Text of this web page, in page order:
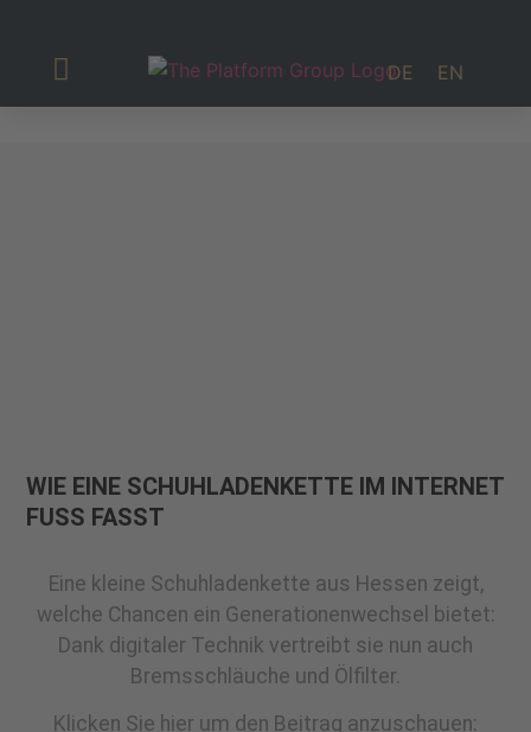
DE EN
WIE EINE SCHUHLADENKETTE IM INTERNET
FUSS FASST
Eine kleine Schuhladenkette aus Hessen zeigt,
welche Chancen ein Generationenwechsel bietet:
Dank digitaler Technik vertreibt sie nun auch
Bremsschläuche und Ölfilter.
Klicken Sie hier um den Beitrag anzuschauen: